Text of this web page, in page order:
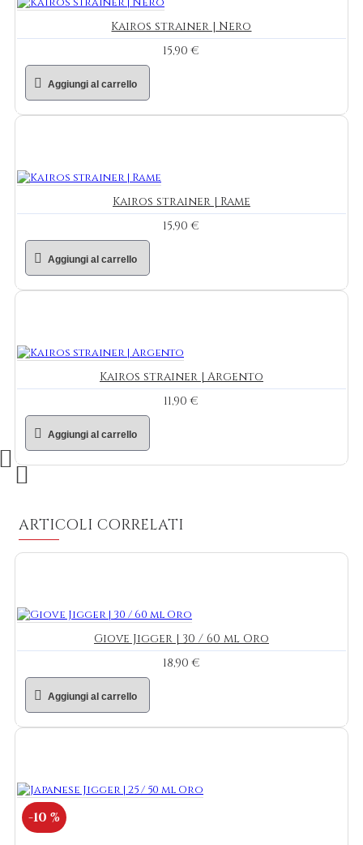
Kairos strainer | Nero
15,90 €
Aggiungi al carrello
Kairos strainer | Rame
15,90 €
Aggiungi al carrello
Kairos strainer | Argento
11,90 €
Aggiungi al carrello
ARTICOLI CORRELATI
Giove Jigger | 30 / 60 ml Oro
18,90 €
Aggiungi al carrello
-10 %